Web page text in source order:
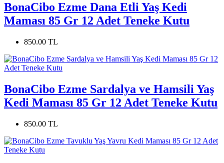
BonaCibo Ezme Dana Etli Yaş Kedi
Maması 85 Gr 12 Adet Teneke Kutu
850.00 TL
BonaCibo Ezme Sardalya ve Hamsili Yaş
Kedi Maması 85 Gr 12 Adet Teneke Kutu
850.00 TL